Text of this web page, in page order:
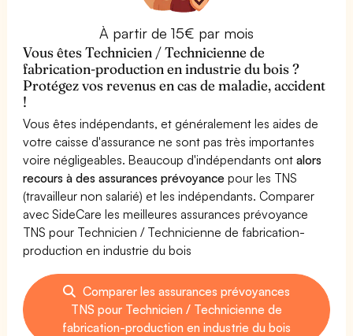
À partir de 15€ par mois
Vous êtes Technicien / Technicienne de
fabrication-production en industrie du bois ?
Protégez vos revenus en cas de maladie, accident
!
Vous êtes indépendants, et généralement les aides de
votre caisse d'assurance ne sont pas très importantes
voire négligeables. Beaucoup d'indépendants ontalors
recours à des assurances prévoyance pour les TNS
(travailleur non salarié) et les indépendants. Comparer
avec SideCare les meilleures assurances prévoyance
TNS pour Technicien / Technicienne de fabrication-
production en industrie du bois
Comparer les assurances prévoyances
TNS pour Technicien / Technicienne de
fabrication-production en industrie du bois